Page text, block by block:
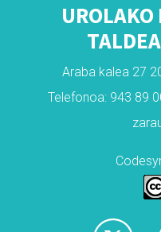
Araba kalea 27
Telefonoa: 943 89